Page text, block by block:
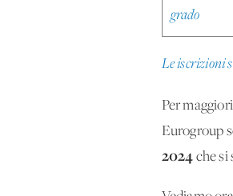
grado
Le iscrizioni
Per
Eurogroup
2024 che si